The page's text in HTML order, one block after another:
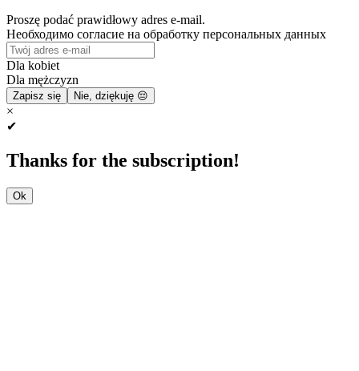
Proszę podać prawidłowy adres e-mail.
Необходимо согласие на обработку персональных данных
Dla kobiet
Dla mężczyzn
Zapisz się Nie, dziękuję 😔
×
✔
Thanks for the subscription!
Ok